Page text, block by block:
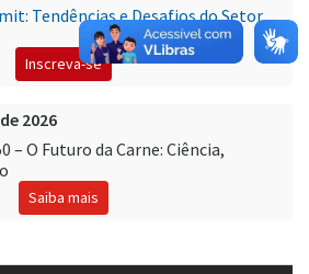
Tendências e Desafios do Setor
Inscreva-se
2026
– O Futuro da Carne: Ciência,
Saiba mais